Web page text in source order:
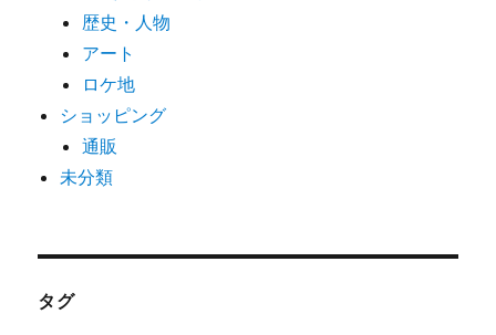
歴史・人物
アート
ロケ地
ショッピング
通販
未分類
タグ